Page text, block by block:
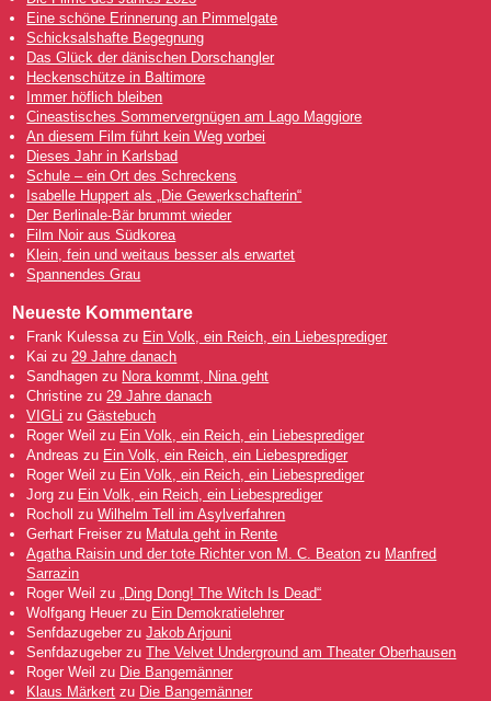
Eine schöne Erinnerung an Pimmelgate
Schicksalshafte Begegnung
Das Glück der dänischen Dorschangler
Heckenschütze in Baltimore
Immer höflich bleiben
Cineastisches Sommervergnügen am Lago Maggiore
An diesem Film führt kein Weg vorbei
Dieses Jahr in Karlsbad
Schule – ein Ort des Schreckens
Isabelle Huppert als „Die Gewerkschafterin“
Der Berlinale-Bär brummt wieder
Film Noir aus Südkorea
Klein, fein und weitaus besser als erwartet
Spannendes Grau
Neueste Kommentare
Frank Kulessa zu Ein Volk, ein Reich, ein Liebesprediger
Kai zu 29 Jahre danach
Sandhagen zu Nora kommt, Nina geht
Christine zu 29 Jahre danach
VIGLi zuGästebuch
Roger Weil zu Ein Volk, ein Reich, ein Liebesprediger
Andreas zu Ein Volk, ein Reich, ein Liebesprediger
Roger Weil zu Ein Volk, ein Reich, ein Liebesprediger
Jorg zu Ein Volk, ein Reich, ein Liebesprediger
Rocholl
zuWilhelm Tell im Asylverfahren
Gerhart Freiser zu Matula geht in Rente
Agatha Raisin und der tote Richter von M. C. Beaton zu Manfred
Sarrazin
Roger Weil zu
„Ding Dong! The Witch Is Dead“
Wolfgang Heuer zu Ein Demokratielehrer
Senfdazugeber zuJakob Arjouni
Senfdazugeber zuThe Velvet Underground am Theater Oberhausen
Roger Weil zu Die Bangemänner
Klaus Märkert zu Die Bangemänner